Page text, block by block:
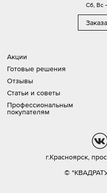
Акции
Готовые решения
Отзывы
Статьи и советы
Профессиональным
покупателям
Сб, Вс
©
г.Красноярск,